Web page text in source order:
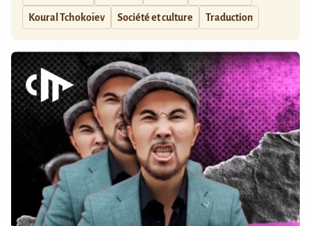
Koural Tchokoïev Société et culture Traduction